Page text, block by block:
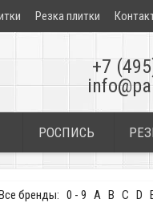
Резка плитки
+7
РОСПИСЬ
бренды: 0 - 9 A B C D